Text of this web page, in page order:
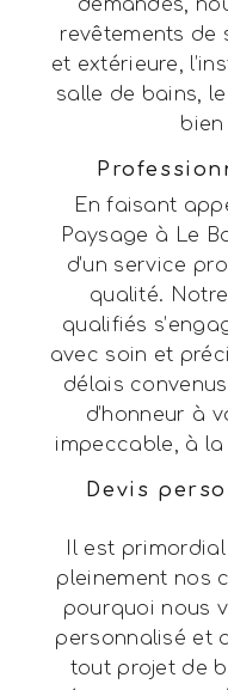
demandés,
revêtements de
et extérieure,
salle de bains,
bien
En faisant
Paysage à Le
d’un service
qualité.
qualifiés
avec soin et
délais
d’honneur à
impeccable, à
Devis
Il est
pleinement nos
pourquoi nous
personnalisé et
tout projet de